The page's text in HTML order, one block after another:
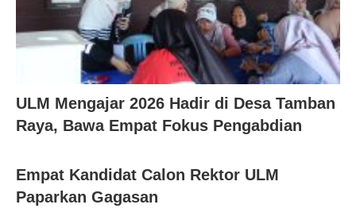
ULM Mengajar 2026 Hadir di Desa Tamban
Raya, Bawa Empat Fokus Pengabdian
Empat Kandidat Calon Rektor ULM
Paparkan Gagasan